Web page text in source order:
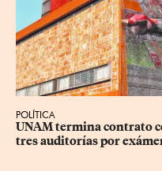
POLÍTICA
UNAM termina contrato
tres auditorías por